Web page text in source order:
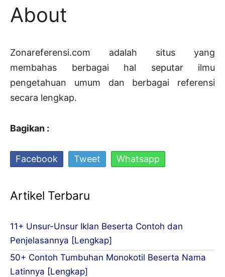
About
Zonareferensi.com adalah situs yang
membahas berbagai hal seputar ilmu
pengetahuan umum dan berbagai referensi
secara lengkap.
Bagikan :
Facebook Tweet Whatsapp
Artikel Terbaru
11+ Unsur-Unsur Iklan Beserta Contoh dan
Penjelasannya [Lengkap]
50+ Contoh Tumbuhan Monokotil Beserta Nama
Latinnya [Lengkap]